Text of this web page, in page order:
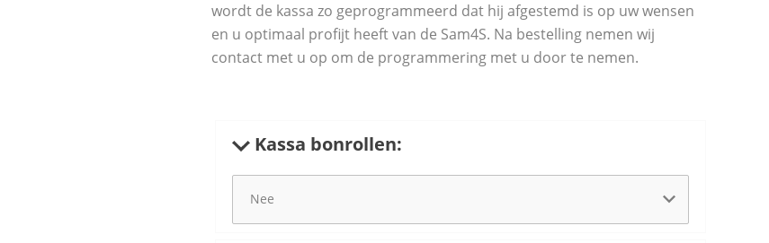
wordt de kassa zo geprogrammeerd dat hij afgestemd is op uw wensen
en u optimaal profijt heeft van de Sam4S. Na bestelling nemen wij
contact met u op om de programmering met u door te nemen.
Kassa bonrollen: